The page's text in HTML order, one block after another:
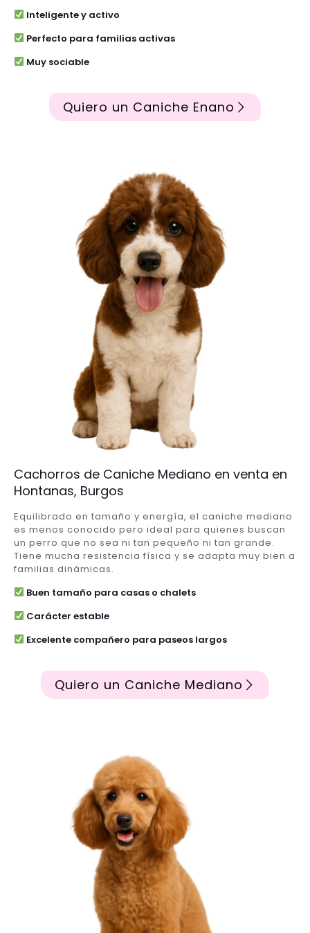
Inteligente y activo
Perfecto para familias activas
Muy sociable
Quiero un Caniche Enano
Cachorros de Caniche Mediano en venta en
Hontanas, Burgos
Equilibrado en tamaño y energía, el caniche mediano
es menos conocido pero ideal para quienes buscan
un perro que no sea ni tan pequeño ni tan grande.
Tiene mucha resistencia física y se adapta muy bien a
familias dinámicas.
Buen tamaño para casas o chalets
Carácter estable
Excelente compañero para paseos largos
Quiero un Caniche Mediano